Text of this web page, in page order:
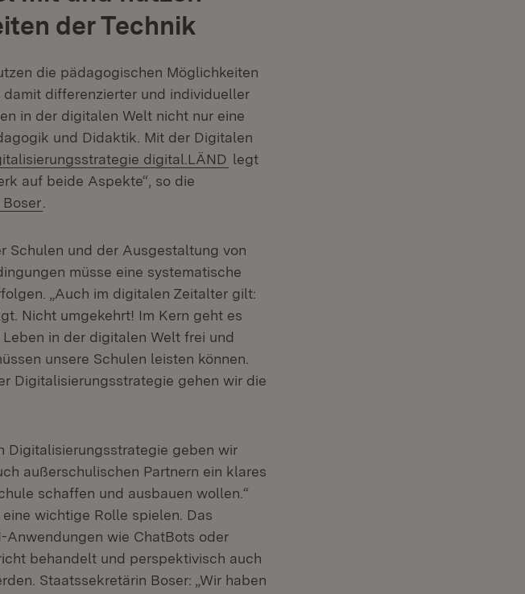
der Technik
die pädagogischen Möglichkeiten
damit differenzierter und individueller
in der digitalen Welt nicht nur eine
und Didaktik. Mit der Digitalen
digital.LÄND (Öffnet in neuem Fenster)
legt
auf beide Aspekte“, so die
Boser
Schulen und der Ausgestaltung von
müsse eine systematische
„Auch im digitalen Zeitalter gilt:
Nicht umgekehrt! Im Kern geht es
in der digitalen Welt frei und
unsere Schulen leisten können.
Digitalisierungsstrategie gehen wir die
Digitalisierungsstrategie geben wir
außerschulischen Partnern ein klares
schaffen und ausbauen wollen.“
wichtige Rolle spielen. Das
Anwendungen wie ChatBots oder
behandelt und perspektivisch auch
Staatssekretärin Boser: „Wir haben